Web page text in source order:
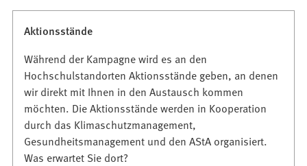
Aktionsstände
Während der Kampagne wird es an den
Hochschulstandorten Aktionsstände geben, an denen
wir direkt mit Ihnen in den Austausch kommen
möchten. Die Aktionsstände werden in Kooperation
durch das Klimaschutzmanagement,
Gesundheitsmanagement und den AStA organisiert.
Was erwartet Sie dort?